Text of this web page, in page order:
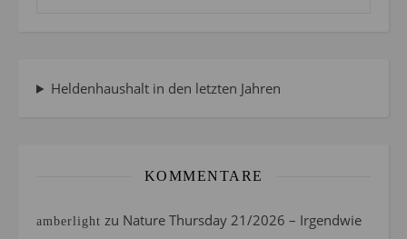
Heldenhaushalt in den letzten Jahren
KOMMENTARE
amberlight zu Nature Thursday 21/2026 – Irgendwie